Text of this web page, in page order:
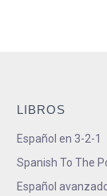
LIBROS
Español en 3-2-1
Spanish To The
Español